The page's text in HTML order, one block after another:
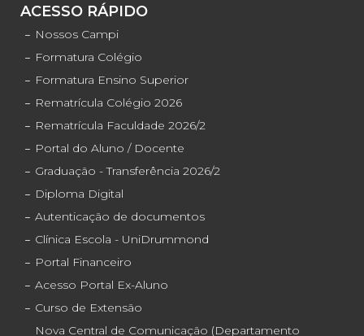
ACESSO RÁPIDO
Nossos Campi
Formatura Colégio
Formatura Ensino Superior
Rematrícula Colégio 2026
Rematrícula Faculdade 2026/2
Portal do Aluno / Docente
Graduação - Transferência 2026/2
Diploma Digital
Autenticação de documentos
Clínica Escola - UniDrummond
Portal Financeiro
Acesso Portal Ex-Aluno
Curso de Extensão
Nova Central de Comunicação (Departamento